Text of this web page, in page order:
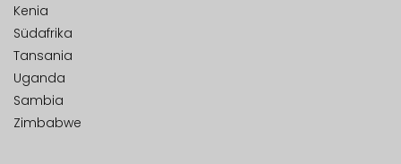
Kenia
Südafrika
Tansania
Uganda
Sambia
Zimbabwe